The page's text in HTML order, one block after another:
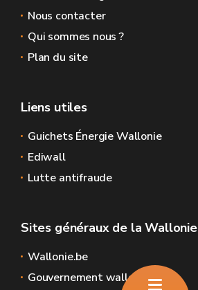
Nous contacter
Qui sommes nous ?
Plan du site
Liens utiles
Guichets Énergie Wallonie
Ediwall
Lutte antifraude
Sites généraux de la Wallonie
Wallonie.be
Gouvernement wallon